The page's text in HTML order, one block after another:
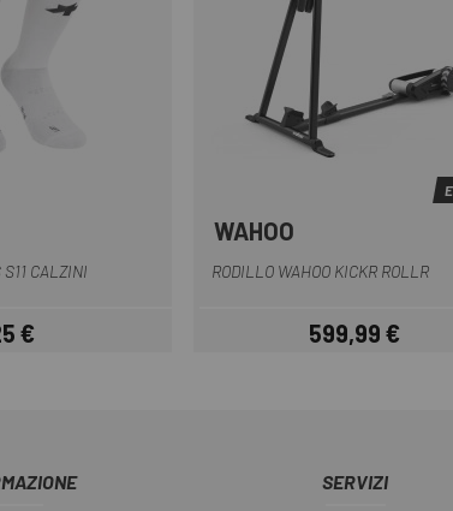
CALZINI
Prezzo
€
WAHOO
RODILLO WAHOO KICKR ROLLR
Prezzo
599,99 €
SERVIZI